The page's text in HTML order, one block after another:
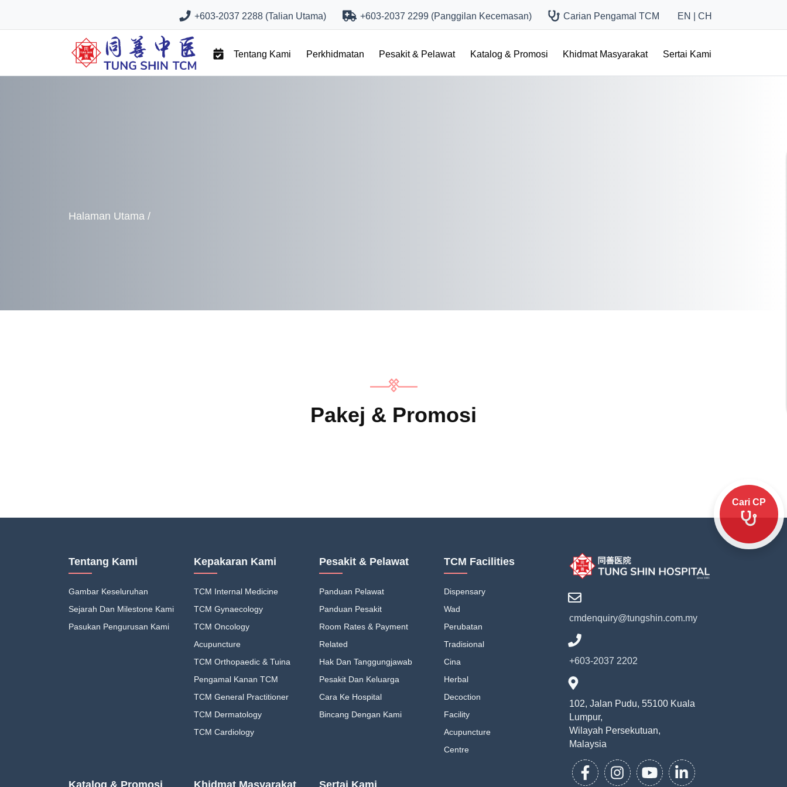
EN CH
+603-2037 2288 (Talian Utama) +603-2037 2299 (Panggilan Kecemasan) Carian Pengamal TCM
Tentang Kami Perkhidmatan Pesakit & Pelawat Katalog & Promosi Khidmat Masyarakat Sertai Kami
Cari CP
Halaman Utama /
Pakej & Promosi
Tentang Kami
Gambar Keseluruhan
Sejarah Dan Milestone Kami
Pasukan Pengurusan Kami
Kepakaran Kami
TCM Internal Medicine
TCM Gynaecology
TCM Oncology
Acupuncture
TCM Orthopaedic & Tuina
Pengamal Kanan TCM
TCM General Practitioner
TCM Dermatology
TCM Cardiology
Pesakit & Pelawat
Panduan Pelawat
Panduan Pesakit
Room Rates & Payment
Related
Hak Dan Tanggungjawab
Pesakit Dan Keluarga
Cara Ke Hospital
Bincang Dengan Kami
TCM Facilities
Dispensary
Wad
Perubatan
Tradisional
Cina
Herbal
Decoction
Facility
Acupuncture
Centre
Katalog & Promosi Khidmat Masyarakat Sertai Kami
cmdenquiry@tungshin.com.my
+603-2037 2202
102, Jalan Pudu, 55100 Kuala
Lumpur,
Wilayah Persekutuan,
Malaysia